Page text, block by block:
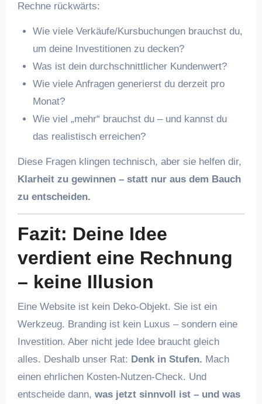
Rechne rückwärts:
Wie viele Verkäufe/Kursbuchungen brauchst du,
um deine Investitionen zu decken?
Was ist dein durchschnittlicher Kundenwert?
Wie viele Anfragen generierst du derzeit pro
Monat?
Wie viel „mehr“ brauchst du – und kannst du
das realistisch erreichen?
Diese Fragen klingen technisch, aber sie helfen dir,
Klarheit zu gewinnen – statt nur aus dem Bauch
zu entscheiden.
Fazit: Deine Idee
verdient eine Rechnung
– keine Illusion
Eine Website ist kein Deko-Objekt. Sie ist ein
Werkzeug. Branding ist kein Luxus – sondern eine
Investition. Aber nicht jede Idee braucht gleich
alles. Deshalb unser Rat: Denk in Stufen. Mach
einen ehrlichen Kosten-Nutzen-Check. Und
entscheide dann, was jetzt sinnvoll ist – und was